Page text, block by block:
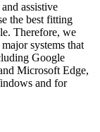
assistive
the best fitting
Therefore, we
systems that
Google
Microsoft Edge,
and for